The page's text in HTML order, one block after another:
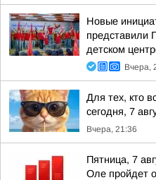
Новые
представили
детском
Вчера,
Для тех, кто
сегодня, 7
Вчера, 21:36
Пятница, 7
Оле пройдет